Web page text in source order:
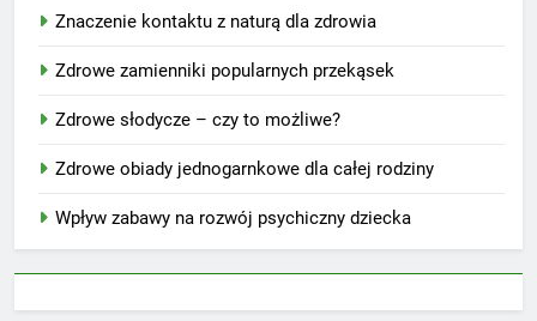
Znaczenie kontaktu z naturą dla zdrowia
Zdrowe zamienniki popularnych przekąsek
Zdrowe słodycze – czy to możliwe?
Zdrowe obiady jednogarnkowe dla całej rodziny
Wpływ zabawy na rozwój psychiczny dziecka